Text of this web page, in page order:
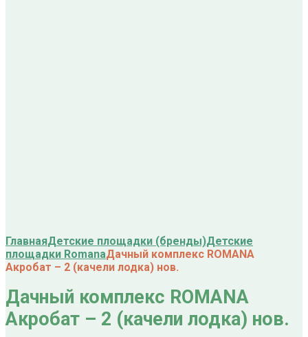
ГлавнаяДетские площадки (бренды)Детские
площадки RomanaДачный комплекс ROMANA
Акробат – 2 (качели лодка) нов.
Дачный комплекс ROMANA
Акробат – 2 (качели лодка) нов.